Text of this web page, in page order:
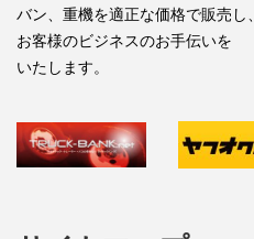
バン、重機を適正な価格で販売し、
お客様のビジネスのお手伝いを
いたします。